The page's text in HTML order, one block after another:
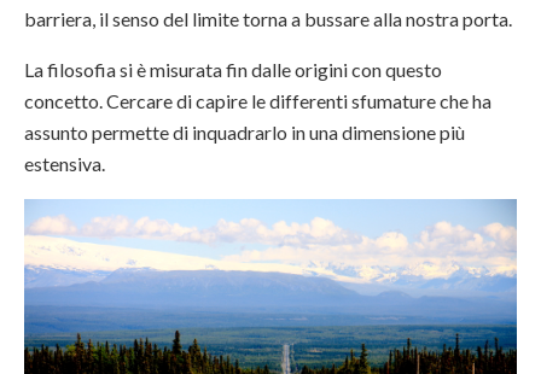
barriera, il senso del limite torna a bussare alla nostra porta.
La filosofia si è misurata fin dalle origini con questo
concetto. Cercare di capire le differenti sfumature che ha
assunto permette di inquadrarlo in una dimensione più
estensiva.